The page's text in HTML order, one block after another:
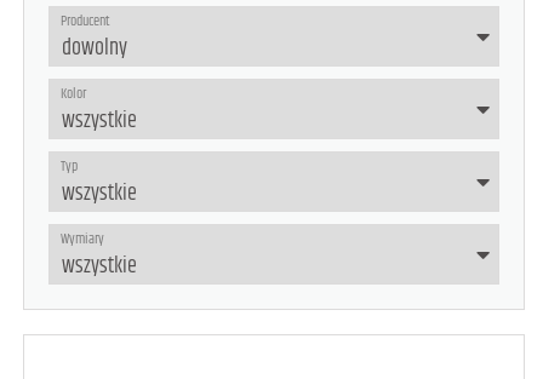
Producent
Kolor
Typ
Wymiary